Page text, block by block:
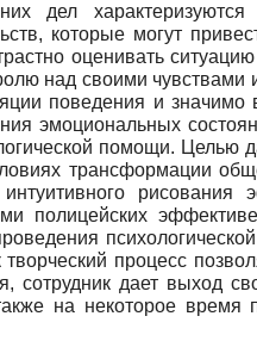
дел характеризуются
которые могут
оценивать
над своими чувствами
поведения и
эмоциональных
помощи. Целью
трансформации
рисования
полицейских
процесс
сотрудник дает выход
на некоторое время